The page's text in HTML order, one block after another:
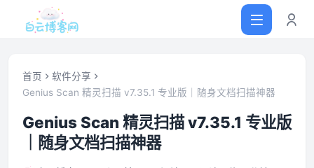
首页
网站源码
首页
软件分享
Genius Scan 精灵扫描 v7.35.1 专业版｜随身文档扫描神器
Genius Scan 精灵扫描 v7.35.1 专业版
｜随身文档扫描神器